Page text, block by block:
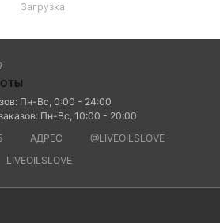
Загрузка
Пн-Вс, 0:00 - 24:00
Пн-Вс, 10:00 - 20:00
АДРЕС
@LIVEOILSLOVE
LIVEOILSLOVE